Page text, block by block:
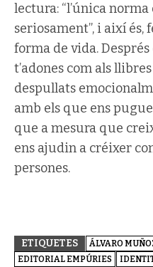
lectura: “l’única
seriosament”, i així
forma de vida.
t’adones com als
despullats
amb els que ens
que a mesura que
ens ajudin a créixer
persones.
ETIQUETES ÁLVARO
EDITORIAL EMPÚRIES